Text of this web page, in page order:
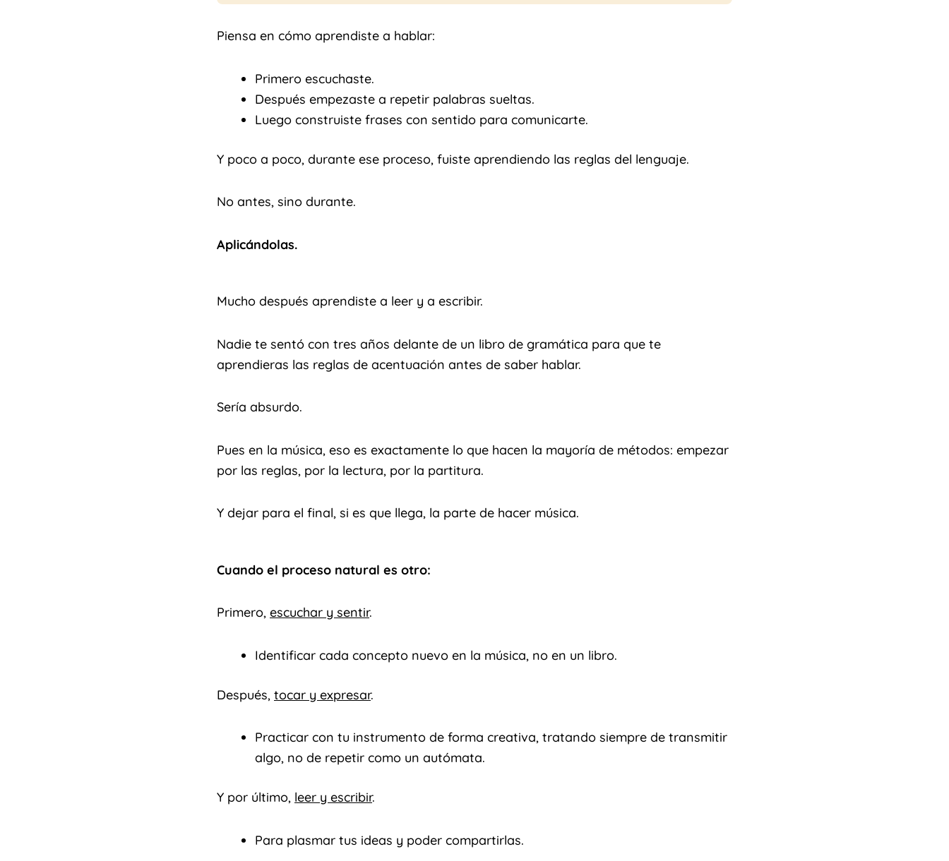
Piensa en cómo aprendiste a hablar:
Primero escuchaste.
Después empezaste a repetir palabras sueltas.
Luego construiste frases con sentido para comunicarte.
Y poco a poco, durante ese proceso, fuiste aprendiendo las reglas del lenguaje.
No antes, sino durante.
Aplicándolas.
Mucho después aprendiste a leer y a escribir.
Nadie te sentó con tres años delante de un libro de gramática para que te
aprendieras las reglas de acentuación antes de saber hablar.
Sería absurdo.
Pues en la música, eso es exactamente lo que hacen la mayoría de métodos: empezar
por las reglas, por la lectura, por la partitura.
Y dejar para el final, si es que llega, la parte de hacer música.
Cuando el proceso natural es otro:
Primero, escuchar y sentir.
Identificar cada concepto nuevo en la música, no en un libro.
Después, tocar y expresar.
Practicar con tu instrumento de forma creativa, tratando siempre de transmitir
algo, no de repetir como un autómata.
Y por último, leer y escribir.
Para plasmar tus ideas y poder compartirlas.